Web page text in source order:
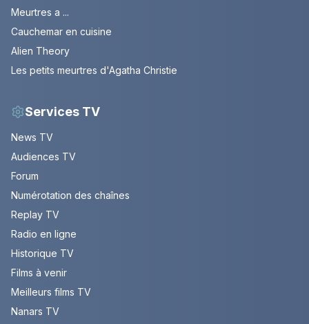
Meurtres a ...
Cauchemar en cuisine
Alien Theory
Les petits meurtres d'Agatha Christie
Services TV
News TV
Audiences TV
Forum
Numérotation des chaînes
Replay TV
Radio en ligne
Historique TV
Films à venir
Meilleurs films TV
Nanars TV